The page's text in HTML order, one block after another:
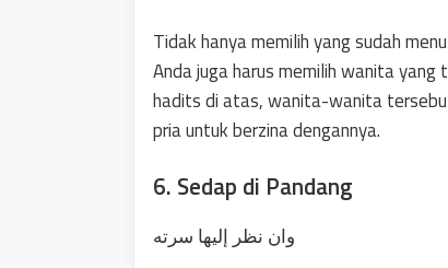
Tidak hanya memilih yang sudah
Anda juga harus memilih wanita
hadits di atas, wanita-wanita
pria untuk berzina dengannya.
6. Sedap di Pandang
وان نظر إليها سرته